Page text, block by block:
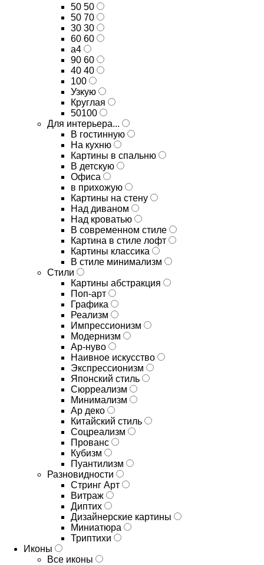
50 50
50 70
30 30
60 60
а4
90 60
40 40
100
Узкую
Круглая
50100
Для интерьера...
В гостинную
На кухню
Картины в спальню
В детскую
Офиса
в прихожую
Картины на стену
Над диваном
Над кроватью
В современном стиле
Картина в стиле лофт
Картины классика
В стиле минимализм
Стили
Картины абстракция
Поп-арт
Графика
Реализм
Импрессионизм
Модернизм
Ар-нуво
Наивное искусство
Экспрессионизм
Японский стиль
Сюрреализм
Минимализм
Ар деко
Китайский стиль
Соцреализм
Прованс
Кубизм
Пуантилизм
Разновидности
Стринг Арт
Витраж
Диптих
Дизайнерские картины
Миниатюра
Триптихи
Иконы
Все иконы